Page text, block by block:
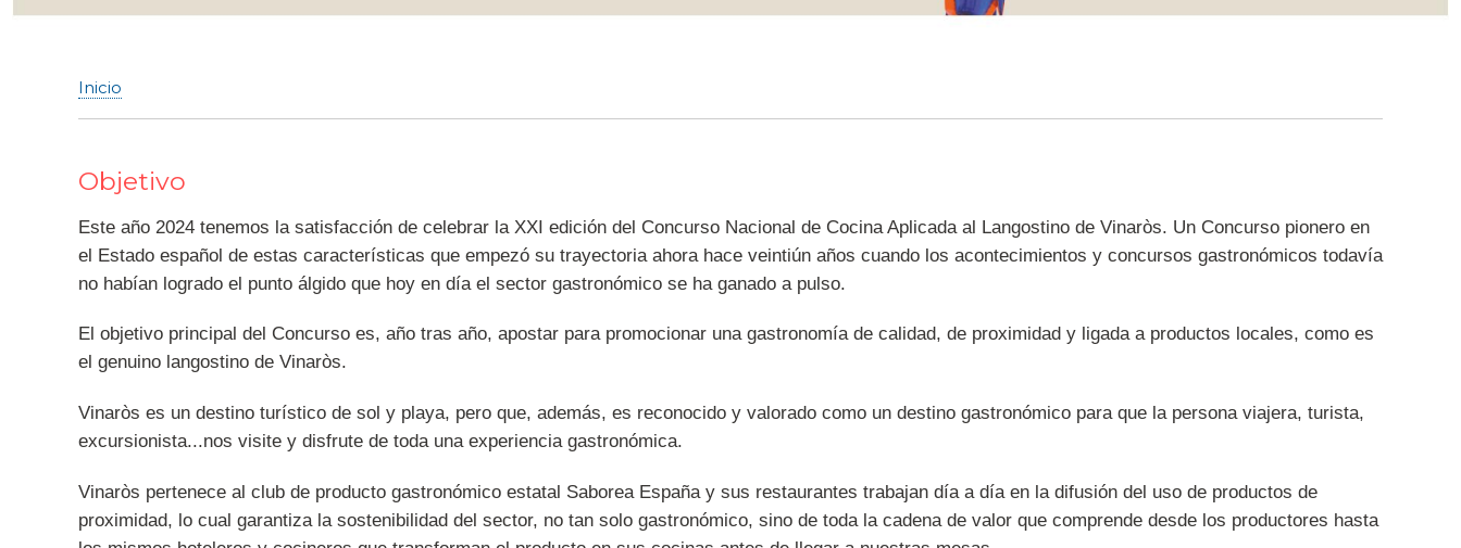
ayuda
a
navegación
Inicio
Objetivo
Este año 2024 tenemos la satisfacción de celebrar la XXI edición del Concurso Nacional de Cocina Aplicada al Langostino de Vinaròs. Un Concurso pionero en
el Estado español de estas características que empezó su trayectoria ahora hace veintiún años cuando los acontecimientos y concursos gastronómicos todavía
no habían logrado el punto álgido que hoy en día el sector gastronómico se ha ganado a pulso.
El objetivo principal del Concurso es, año tras año, apostar para promocionar una gastronomía de calidad, de proximidad y ligada a productos locales, como es
el genuino langostino de Vinaròs.
Vinaròs es un destino turístico de sol y playa, pero que, además, es reconocido y valorado como un destino gastronómico para que la persona viajera, turista,
excursionista...nos visite y disfrute de toda una experiencia gastronómica.
Vinaròs pertenece al club de producto gastronómico estatal Saborea España y sus restaurantes trabajan día a día en la difusión del uso de productos de
proximidad, lo cual garantiza la sostenibilidad del sector, no tan solo gastronómico, sino de toda la cadena de valor que comprende desde los productores hasta